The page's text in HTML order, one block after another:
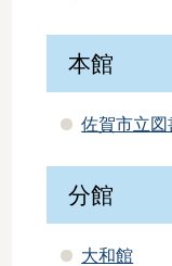
本館
佐賀市立図
分館
大和館